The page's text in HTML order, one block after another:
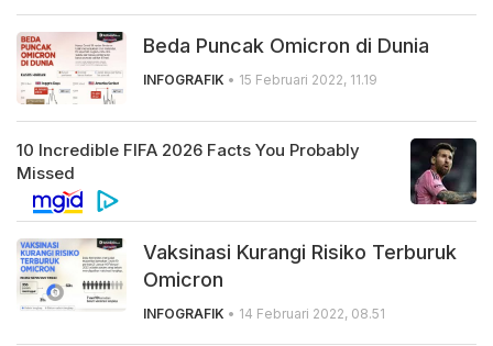
Beda Puncak Omicron di Dunia
INFOGRAFIK • 15 Februari 2022, 11.19
Vaksinasi Kurangi Risiko Terburuk
Omicron
INFOGRAFIK • 14 Februari 2022, 08.51